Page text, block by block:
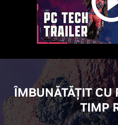
ÎMBUNĂTĂȚIT CU
TIMP